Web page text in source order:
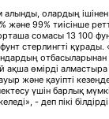
алынды, олардың
және 99% тиісінше
сомасы 13 100
стерлингті құрады.
ақша өмірді
және қауіпті
үшін барлық
- деп пікі білдірді